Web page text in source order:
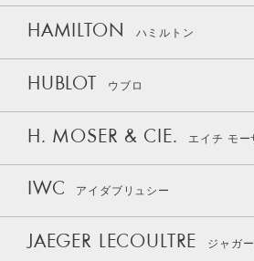
HAMILTON ハミルトン
HUBLOT ウブロ
H. MOSER & CIE. エイチ モー
IWC アイダブリュシー
JAEGER LECOULTRE ジャガ